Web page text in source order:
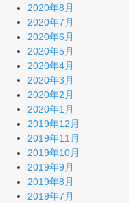
2020年8月
2020年7月
2020年6月
2020年5月
2020年4月
2020年3月
2020年2月
2020年1月
2019年12月
2019年11月
2019年10月
2019年9月
2019年8月
2019年7月